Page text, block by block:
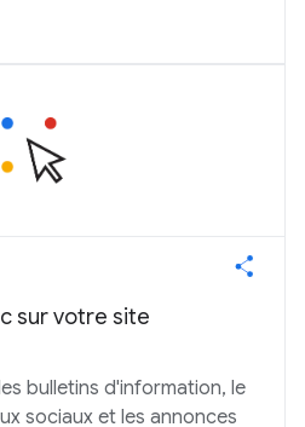
sur votre site
bulletins d'information, le
sociaux et les annonces